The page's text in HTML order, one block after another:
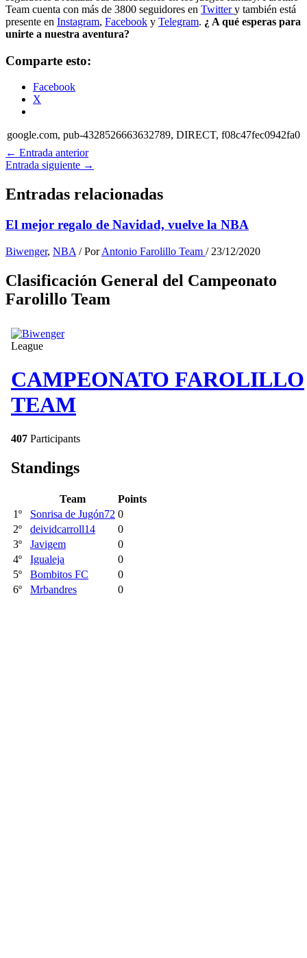
Team cuenta con más de 3800 seguidores en Twittery también está
presente en Instagram, Facebook y Telegram. ¿ A qué esperas para
unirte a nuestra aventura?
Comparte esto:
Facebook
X
google.com, pub-4328526663632789, DIRECT, f08c47fec0942fa0
← Entrada anterior
Entrada siguiente →
Entradas relacionadas
El mejor regalo de Navidad, vuelve la NBA
Biwenger, NBA / PorAntonio Farolillo Team / 23/12/2020
Clasificación General del Campeonato
Farolillo Team